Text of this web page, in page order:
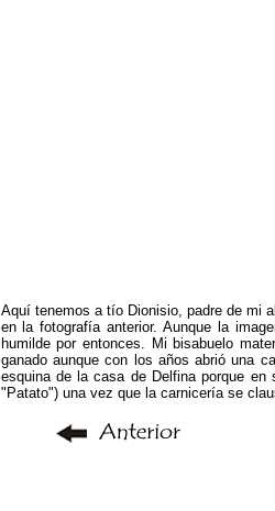
Aquí tenemos a tío Dionisio, padre de mi
en la fotografía anterior. Aunque la
humilde por entonces. Mi bisabuelo
ganado aunque con los años abrió una
esquina de la casa de Delfina porque
"Patato") una vez que la carnicería se